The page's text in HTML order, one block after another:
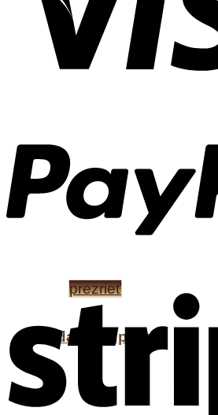
EXKLUZÍVNY
prezrieť
Sedacie súpravy